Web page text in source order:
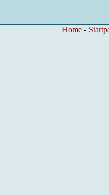
Home-